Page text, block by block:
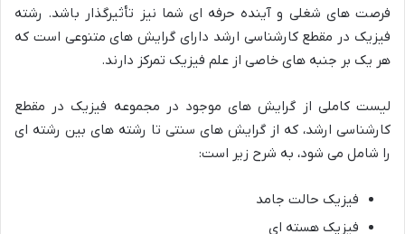
فرصت های شغلی و آینده حرفه ای شما نیز تأثیرگذار باشد. رشته
فیزیک در مقطع کارشناسی ارشد دارای گرایش های متنوعی است که
هر یک بر جنبه های خاصی از علم فیزیک تمرکز دارند.
لیست کاملی از گرایش های موجود در مجموعه فیزیک در مقطع
کارشناسی ارشد، که از گرایش های سنتی تا رشته های بین رشته ای
را شامل می شود، به شرح زیر است:
فیزیک حالت جامد
فیزیک هسته ای